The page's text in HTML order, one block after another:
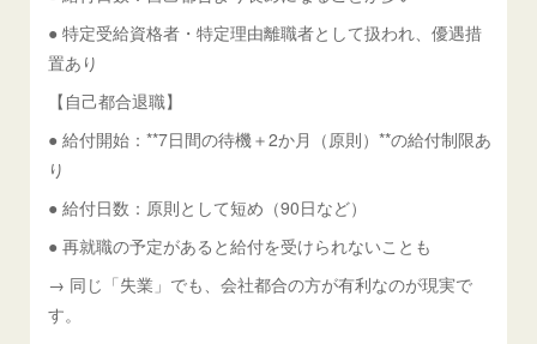
● 特定受給資格者・特定理由離職者として扱われ、優遇措
置あり
【自己都合退職】
● 給付開始：**7日間の待機＋2か月（原則）**の給付制限あ
り
● 給付日数：原則として短め（90日など）
● 再就職の予定があると給付を受けられないことも
→ 同じ「失業」でも、会社都合の方が有利なのが現実で
す。